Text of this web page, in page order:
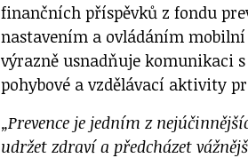
finančních příspěvků z fondu
nastavením a ovládáním
výrazně usnadňuje komunikaci
pohybové a vzdělávací aktivity
„Prevence je jedním z
udržet zdraví a předcházet